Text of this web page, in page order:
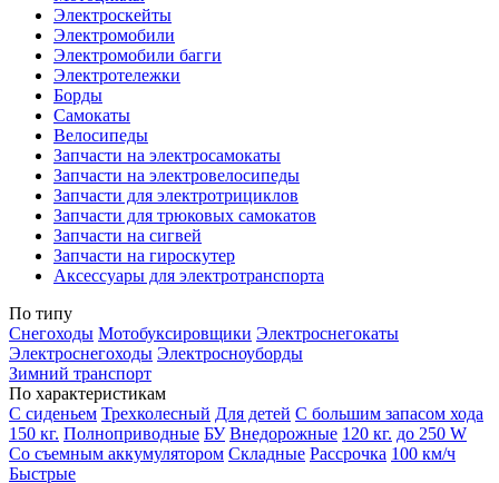
Электроскейты
Электромобили
Электромобили багги
Электротележки
Борды
Самокаты
Велосипеды
Запчасти на электросамокаты
Запчасти на электровелосипеды
Запчасти для электротрициклов
Запчасти для трюковых самокатов
Запчасти на сигвей
Запчасти на гироскутер
Аксессуары для электротранспорта
По типу
Снегоходы Мотобуксировщики Электроснегокаты
Электроснегоходы Электросноуборды
Зимний транспорт
По характеристикам
С сиденьем Трехколесный Для детей С большим запасом хода
150 кг. Полноприводные БУ Внедорожные 120 кг. до 250 W
Со съемным аккумулятором Складные Рассрочка 100 км/ч
Быстрые